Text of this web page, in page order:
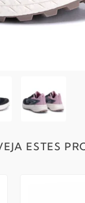
ESTES